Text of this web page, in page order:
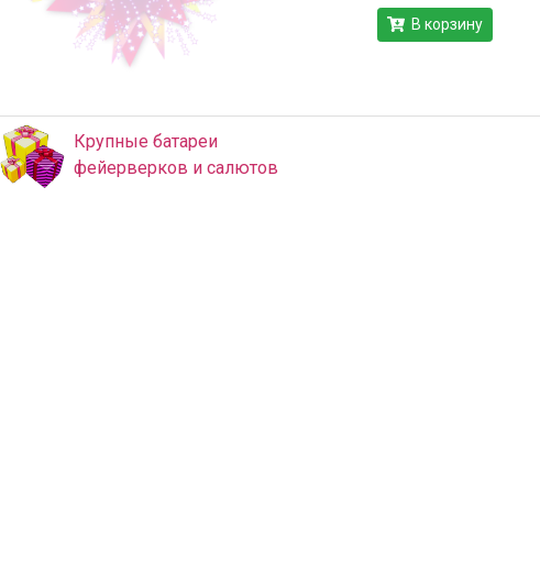
В корзину
Крупные батареи
фейерверков и салютов